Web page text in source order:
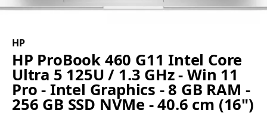
HP
HP ProBook 460 G11 Intel Core
Ultra 5 125U / 1.3 GHz - Win 11
Pro - Intel Graphics - 8 GB RAM -
256 GB SSD NVMe - 40.6 cm (16")